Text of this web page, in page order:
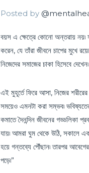
Posted by
বয়স এ ক্ষেত্রে কোনো অন্তরায় নয়৷
করেন, যে তাঁরা জীবনে চাপের মুখে
নিজেদের সমাজের চাকা হিসেবে
এই মুহূর্তে ফিরে আসা, নিজের
সময়েও এমনটা করা সম্ভব৷
কমাতে দৈনন্দিন জীবনের গড্ডলিকা
যায়৷ আমরা ঘুম থেকে উঠি, সকালে
হয়ে গন্তব্যে পৌঁছান৷ তারপর
পড়ে৷”